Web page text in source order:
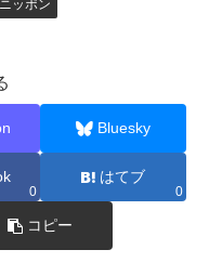
ッポン
Bluesky
0
はてブ
0
コピー